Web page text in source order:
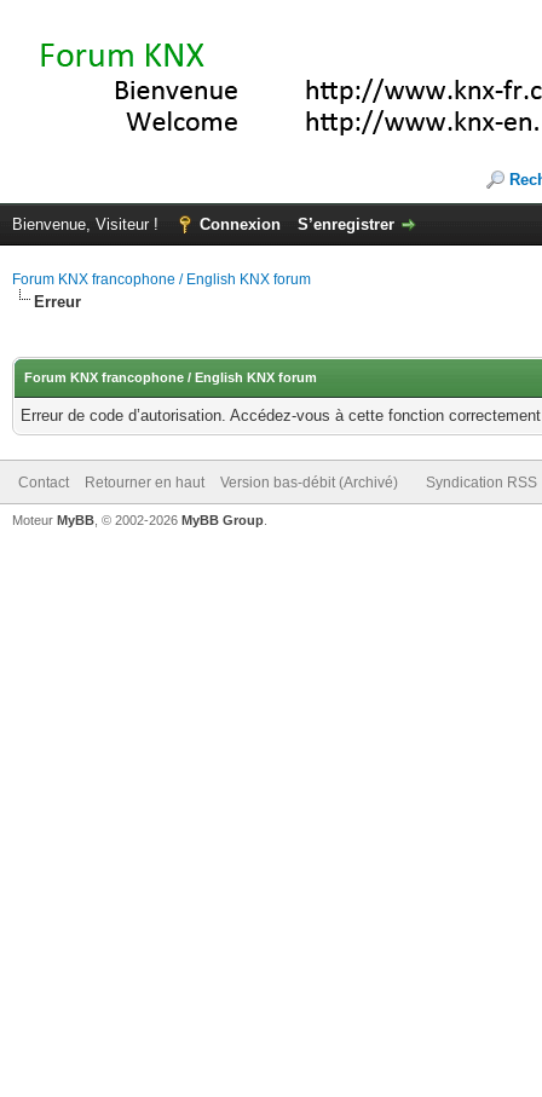
Bienvenue, Visiteur ! Connexion S’enregistrer
Forum KNX francophone / English KNX forum
Erreur
Forum KNX francophone / English KNX forum
Erreur de code d’autorisation. Accédez-vous à cette fonction
Contact Retourner en haut Version bas-débit (Archivé) Syndication RSS
Moteur MyBB , © 2002-2026 MyBB Group